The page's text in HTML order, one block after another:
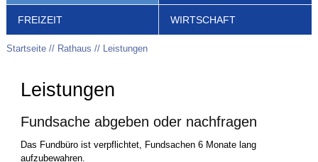
FREIZEIT WIRTSCHAFT
Startseite Rathaus Leistungen
Leistungen
Fundsache abgeben oder nachfragen
Das Fundbüro ist verpflichtet, Fundsachen 6 Monate lang
aufzubewahren.